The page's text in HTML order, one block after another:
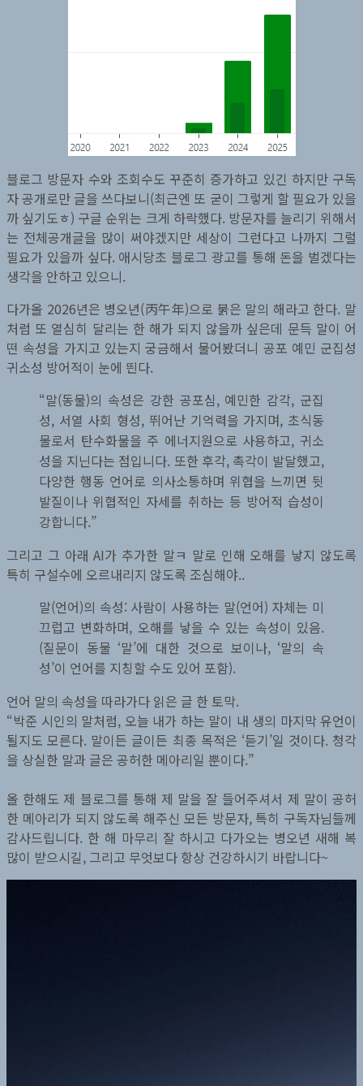
블로그 방문자 수와 조회수도 꾸준히 증가하고 있긴 하지만 구독
자 공개로만 글을 쓰다보니(최근엔 또 굳이 그렇게 할 필요가 있을
까 싶기도ㅎ) 구글 순위는 크게 하락했다. 방문자를 늘리기 위해서
는 전체공개글을 많이 써야겠지만 세상이 그런다고 나까지 그럴
필요가 있을까 싶다. 애시당초 블로그 광고를 통해 돈을 벌겠다는
생각을 안하고 있으니.
다가올 2026년은 병오년(丙午年)으로 붉은 말의 해라고 한다. 말
처럼 또 열심히 달리는 한 해가 되지 않을까 싶은데 문득 말이 어
떤 속성을 가지고 있는지 궁금해서 물어봤더니 공포 예민 군집성
귀소성 방어적이 눈에 띈다.
“말(동물)의 속성은 강한 공포심, 예민한 감각, 군집
성, 서열 사회 형성, 뛰어난 기억력을 가지며, 초식동
물로서 탄수화물을 주 에너지원으로 사용하고, 귀소
성을 지닌다는 점입니다. 또한 후각, 촉각이 발달했고,
다양한 행동 언어로 의사소통하며 위협을 느끼면 뒷
발질이나 위협적인 자세를 취하는 등 방어적 습성이
강합니다.”
그리고 그 아래 AI가 추가한 말ㅋ 말로 인해 오해를 낳지 않도록
특히 구설수에 오르내리지 않도록 조심해야..
말(언어)의 속성: 사람이 사용하는 말(언어) 자체는 미
끄럽고 변화하며, 오해를 낳을 수 있는 속성이 있음.
(질문이 동물 ‘말’에 대한 것으로 보이나, ‘말의 속
성’이 언어를 지칭할 수도 있어 포함).
언어 말의 속성을 따라가다 읽은 글 한 토막.
“박준 시인의 말처럼, 오늘 내가 하는 말이 내 생의 마지막 유언이
될지도 모른다. 말이든 글이든 최종 목적은 ‘듣기’일 것이다. 청각
을 상실한 말과 글은 공허한 메아리일 뿐이다.”
올 한해도 제 블로그를 통해 제 말을 잘 들어주셔서 제 말이 공허
한 메아리가 되지 않도록 해주신 모든 방문자, 특히 구독자님들께
감사드립니다. 한 해 마무리 잘 하시고 다가오는 병오년 새해 복
많이 받으시길, 그리고 무엇보다 항상 건강하시기 바랍니다~